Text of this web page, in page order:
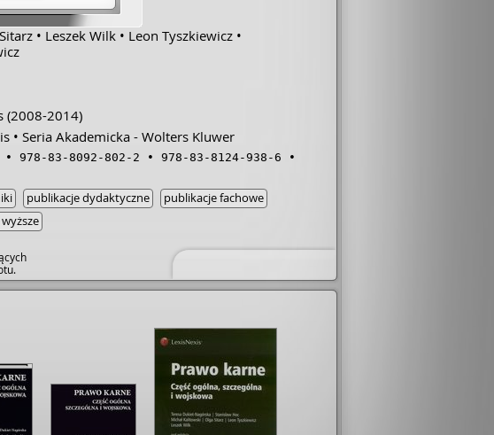
Leszek Wilk
Leon Tyszkiewicz
(2008-2014)
Seria Akademicka - Wolters Kluwer
978-83-8092-802-2
978-83-8124-938-6
publikacje dydaktyczne
publikacje fachowe
wyższe